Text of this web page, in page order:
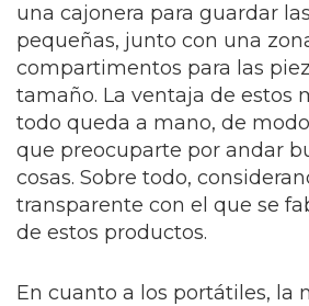
una cajonera para guardar
pequeñas, junto con una
compartimentos para las
tamaño. La ventaja de estos
todo queda a mano, de
que preocuparte por andar
cosas. Sobre todo,
transparente con el que se
de estos productos.
En cuanto a los portátiles, la